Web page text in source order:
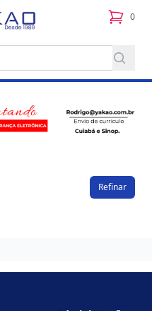
0
itens
Refinar